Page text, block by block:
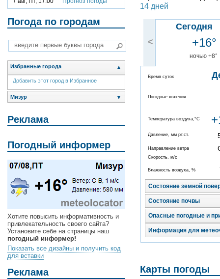
Погода по городам
Избранные города ▲
Добавить этот город в Избранное
Мизур ▼
Реклама
Погодный информер
Хотите повысить информативность и
привлекательность своего сайта?
Установите себе на страницы наш
погодный информер!
Показать все дизайны и получить код
для вставки
Реклама
14 дней
<
Сегодня
+16°
ночью +8°
Время суток
Погодные явления
Температура воздуха,°C
Давление, мм рт.ст.
Направление ветра
Скорость, м/с
Влажность воздуха, %
Состояние земной
Состояние почвы
Опасные погодные и
Информация для
Карты погоды